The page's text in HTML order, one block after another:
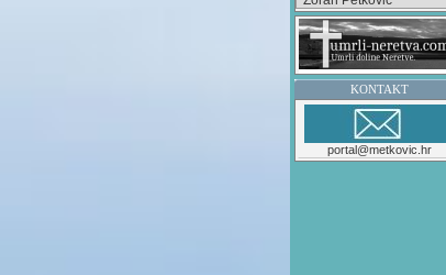
KONTAKT
portal@metkovic.hr